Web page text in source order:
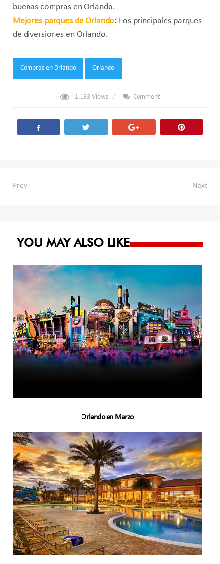
buenas compras en Orlando.
Mejores parques de Orlando:Los principales parques
de diversiones en Orlando.
Tags:
Compras en Orlando Orlando
1.183 Views Comment
Navegación
Prev Next
YOU MAY ALSO LIKE
Orlando en Marzo